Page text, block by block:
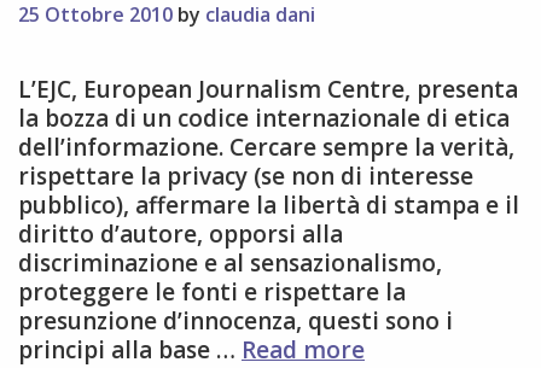
25 Ottobre 2010 by claudia dani
L’EJC, European Journalism Centre, presenta
la bozza di un codice internazionale di etica
dell’informazione. Cercare sempre la verità,
rispettare la privacy (se non di interesse
pubblico), affermare la libertà di stampa e il
diritto d’autore, opporsi alla
discriminazione e al sensazionalismo,
proteggere le fonti e rispettare la
presunzione d’innocenza, questi sono i
principi alla base … Read moreEJC